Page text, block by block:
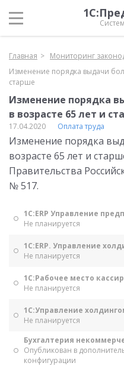
Главная Мониторинг
Изменение порядка выдачи
старше
Изменение порядка
в возрасте 65 лет и
17.04.2020 Оплата труда
Изменение порядка
возрасте 65 лет и
Правительства
№ 517.
1С:ERP Управление
Не планируется
1С:ERP. Управление
Не планируется
1С:Рабочее место
Не планируется
1С:Управление
Не планируется
Бухгалтерия
Опубликован в
конфигурации